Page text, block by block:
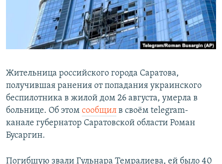
Жительница российского города Саратова,
получившая ранения от попадания украинского
беспилотника в жилой дом 26 августа, умерла в
больнице. Об этом сообщил в своём telegram-
канале губернатор Саратовской области Роман
Бусаргин.
Погибшую звали Гульнара Темралиева, ей было 40